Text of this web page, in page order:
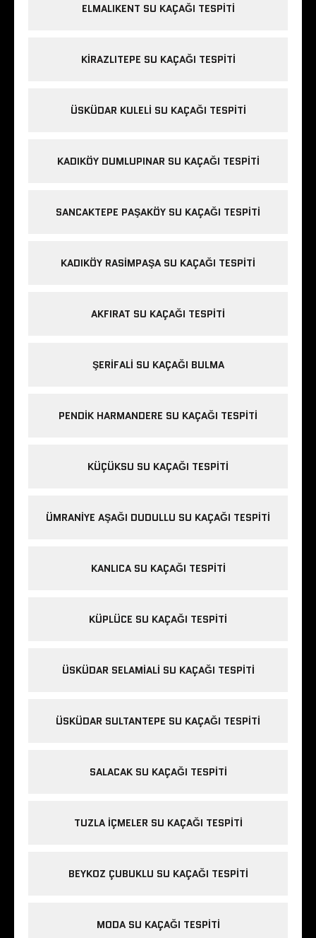
ELMALIKENT SU KAÇAĞI TESPITI
KIRAZLITEPE SU KAÇAĞI TESPITI
ÜSKÜDAR KULELI SU KAÇAĞI TESPITI
KADIKÖY DUMLUPINAR SU KAÇAĞI TESPITI
SANCAKTEPE PAŞAKÖY SU KAÇAĞI TESPITI
KADIKÖY RASIMPAŞA SU KAÇAĞI TESPITI
AKFIRAT SU KAÇAĞI TESPITI
ŞERIFALI SU KAÇAĞI BULMA
PENDIK HARMANDERE SU KAÇAĞI TESPITI
KÜÇÜKSU SU KAÇAĞI TESPITI
ÜMRANIYE AŞAĞI DUDULLU SU KAÇAĞI TESPITI
KANLICA SU KAÇAĞI TESPITI
KÜPLÜCE SU KAÇAĞI TESPITI
ÜSKÜDAR SELAMIALI SU KAÇAĞI TESPITI
ÜSKÜDAR SULTANTEPE SU KAÇAĞI TESPITI
SALACAK SU KAÇAĞI TESPITI
TUZLA IÇMELER SU KAÇAĞI TESPITI
BEYKOZ ÇUBUKLU SU KAÇAĞI TESPITI
MODA SU KAÇAĞI TESPITI